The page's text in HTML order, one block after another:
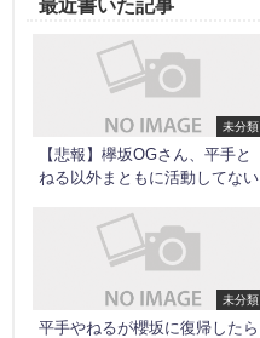
最近書いた記事
未分類
【悲報】欅坂OGさん、平手と
ねる以外まともに活動してない
未分類
平手やねるが櫻坂に復帰したら